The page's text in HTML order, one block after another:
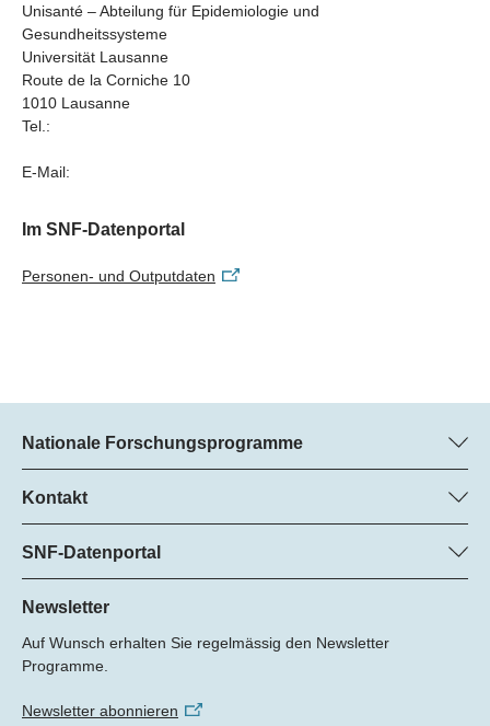
Unisanté – Abteilung für Epidemiologie und
Gesundheitssysteme
Universität Lausanne
Route de la Corniche 10
1010 Lausanne
Tel.:
E-Mail:
Im SNF-Datenportal
Personen- und Outputdaten
Nationale Forschungsprogramme
Hier finden Sie Informationen zu allen Nationalen
Forschungsprogrammen (NFP):
Alle NFP
Kontakt
Regine Maritz, SNF
Beatrice Schibler, SNF
Programm-Managerinnen
Tel.: +
E-Mail:
SNF-Datenportal
Hier finden Sie umfangreiche Informationen zu den vom SNF
geförderten Projekten.
Zum Datenportal
Newsletter
Auf Wunsch erhalten Sie regelmässig den Newsletter
Programme.
Newsletter abonnieren